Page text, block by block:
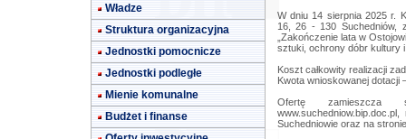
Władze
Struktura organizacyjna
Jednostki pomocnicze
Jednostki podległe
Mienie komunalne
Budżet i finanse
W dniu 14 sierpnia 2025 r.
16, 26 - 130 Suchedniów,
„Zakończenie lata w
sztuki, ochrony dóbr kultury
Koszt całkowity realizacji
Kwota wnioskowanej dotacji
Ofertę zamieszcza
Suchedniowie oraz na